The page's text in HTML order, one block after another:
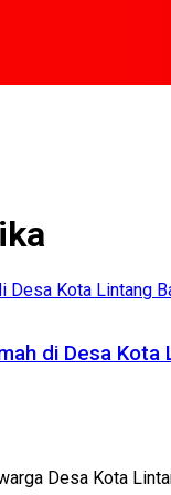
di Desa Kota
Desa Kota